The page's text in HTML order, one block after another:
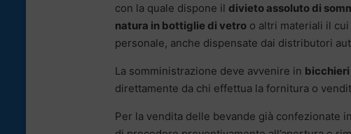
con la quale dispone il divieto assoluto di
natura in bottiglie di vetro o altri materiali il
personale, anche dispensate dai distributori
La somministrazione deve avvenire in
direttamente da chi effettua la fornitura o
Per la vendita delle bevande già confezionate